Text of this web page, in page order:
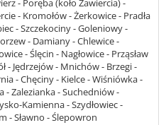
- Poręba (koło Zawiercia) -
- Kromołów - Żerkowice - Pradła
- Szczekociny - Goleniowy -
- Damiany - Chlewice -
- Ślęcin - Nagłowice - Prząsław
- Jędrzejów - Mnichów - Brzegi -
- Chęciny - Kielce - Wiśniówka -
- Zalezianka - Suchedniów -
Kamienna - Szydłowiec -
- Sławno - Ślepowron